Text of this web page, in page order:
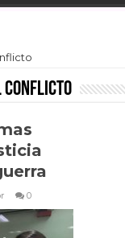
conflicto
0